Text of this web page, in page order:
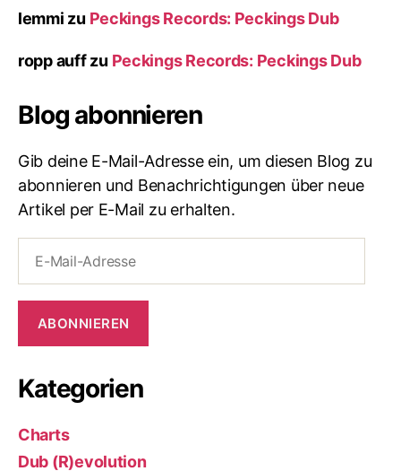
lemmi zu Peckings Records: Peckings Dub
ropp auffzu Peckings Records: Peckings Dub
Blog abonnieren
Gib deine E-Mail-Adresse ein, um diesen Blog zu
abonnieren und Benachrichtigungen über neue
Artikel per E-Mail zu erhalten.
Mail-
ABONNIEREN
Kategorien
Charts
Dub (R)evolution